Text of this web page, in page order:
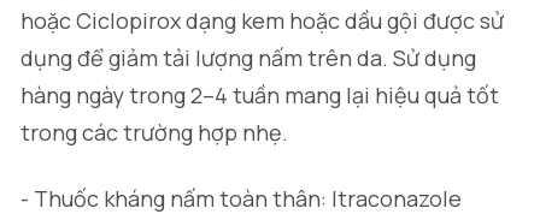
hoặc Ciclopirox dạng kem hoặc dầu gội được sử
dụng để giảm tải lượng nấm trên da. Sử dụng
hàng ngày trong 2–4 tuần mang lại hiệu quả tốt
trong các trường hợp nhẹ.
- Thuốc kháng nấm toàn thân: Itraconazole